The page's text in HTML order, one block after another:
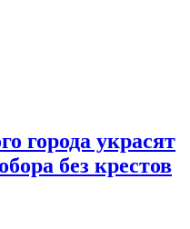
города украсят
без крестов